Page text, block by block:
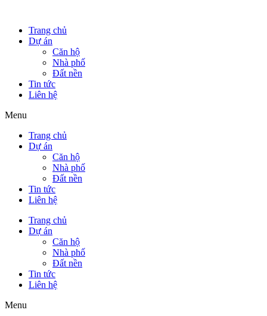
Trang chủ
Dự án
Căn hộ
Nhà phố
Đất nền
Tin tức
Liên hệ
Menu
Trang chủ
Dự án
Căn hộ
Nhà phố
Đất nền
Tin tức
Liên hệ
Trang chủ
Dự án
Căn hộ
Nhà phố
Đất nền
Tin tức
Liên hệ
Menu